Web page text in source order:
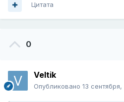
Цитата
0
Veltik
Опубликовано 13